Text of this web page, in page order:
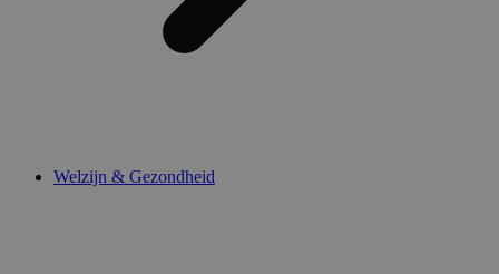
Welzijn & Gezondheid